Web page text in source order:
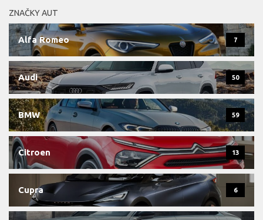
ZNAČKY AUT
Alfa Romeo 7
Audi 50
BMW 59
Citroen 13
Cupra 6